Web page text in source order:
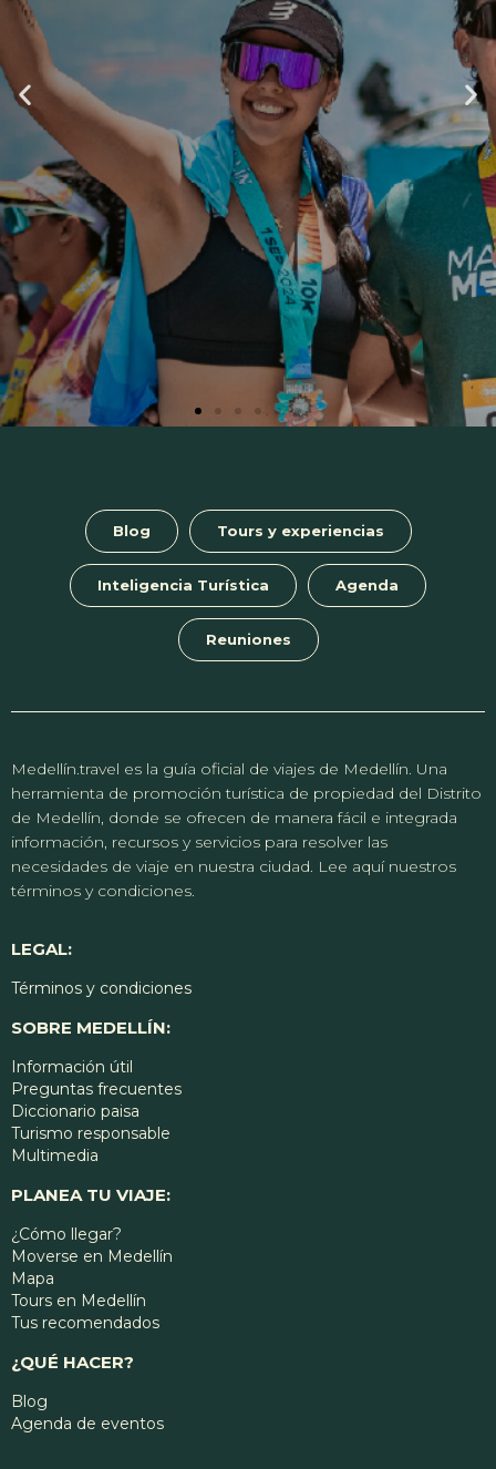
Bienestar
Maratones, torneos, clases...
Blog Tours y experiencias
Inteligencia Turística Agenda
Reuniones
Medellín.travel es la guía oficial de viajes de Medellín. Una
herramienta de promoción turística de propiedad del Distrito
de Medellín, donde se ofrecen de manera fácil e integrada
información, recursos y servicios para resolver las
necesidades de viaje en nuestra ciudad. Lee aquí nuestros
términos y condiciones.
LEGAL:
Términos y condiciones
SOBRE MEDELLÍN:
Información útil
Preguntas frecuentes
Diccionario paisa
Turismo responsable
Multimedia
PLANEA TU VIAJE:
¿Cómo llegar?
Moverse en Medellín
Mapa
Tours en Medellín
Tus recomendados
¿QUÉ HACER?
Blog
Agenda de eventos